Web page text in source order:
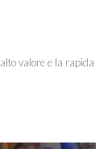
valore e la rapida